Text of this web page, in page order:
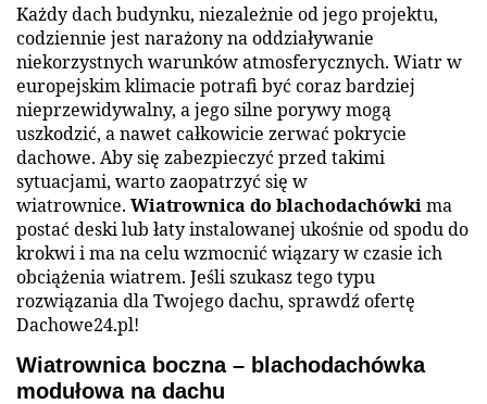
Każdy dach budynku, niezależnie od jego projektu,
codziennie jest narażony na oddziaływanie
niekorzystnych warunków atmosferycznych. Wiatr w
europejskim klimacie potrafi być coraz bardziej
nieprzewidywalny, a jego silne porywy mogą
uszkodzić, a nawet całkowicie zerwać pokrycie
dachowe. Aby się zabezpieczyć przed takimi
sytuacjami, warto zaopatrzyć się w
wiatrownice. Wiatrownica do blachodachówkima
postać deski lub łaty instalowanej ukośnie od spodu do
krokwi i ma na celu wzmocnić wiązary w czasie ich
obciążenia wiatrem. Jeśli szukasz tego typu
rozwiązania dla Twojego dachu, sprawdź ofertę
Dachowe24.pl!
Wiatrownica boczna – blachodachówka
modułowa na dachu